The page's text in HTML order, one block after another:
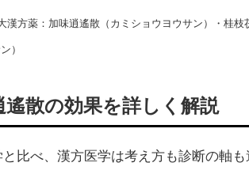
漢方薬：加味逍遙散（カミショウヨウサン）・桂
）
遙散の効果を詳しく解説
と比べ、漢方医学は考え方も診断の軸